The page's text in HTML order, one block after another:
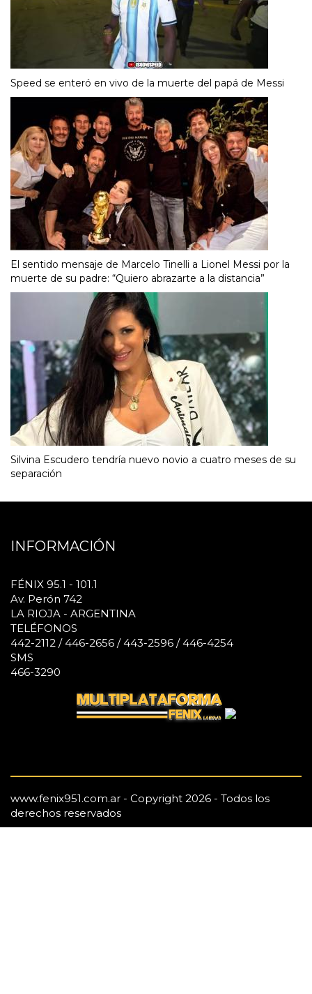
Speed se enteró en vivo de la muerte del papá de Messi
El sentido mensaje de Marcelo Tinelli a Lionel Messi por la
muerte de su padre: “Quiero abrazarte a la distancia”
Silvina Escudero tendría nuevo novio a cuatro meses de su
separación
INFORMACIÓN
FÉNIX 95.1 - 101.1
Av. Perón 742
LA RIOJA - ARGENTINA
TELÉFONOS
442-2112 / 446-2656 / 443-2596 / 446-4254
SMS
466-3290
www.fenix951.com.ar - Copyright 2026 - Todos los
derechos reservados